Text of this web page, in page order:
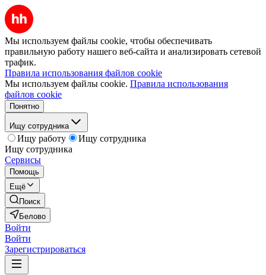
Мы используем файлы cookie, чтобы обеспечивать
правильную работу нашего веб-сайта и анализировать сетевой
трафик.
Правила использования файлов cookie
Мы используем файлы cookie. Правила использования
файлов cookie
Понятно
Ищу сотрудника
Ищу работу
Ищу сотрудника
Ищу сотрудника
Сервисы
Помощь
Ещё
Поиск
Белово
Войти
Войти
Зарегистрироваться